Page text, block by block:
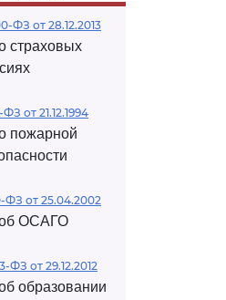
ФЗ от 28.12.2013
страховых
от 21.12.1994
пожарной
ФЗ от 25.04.2002
ОСАГО
ФЗ от 29.12.2012
образовании